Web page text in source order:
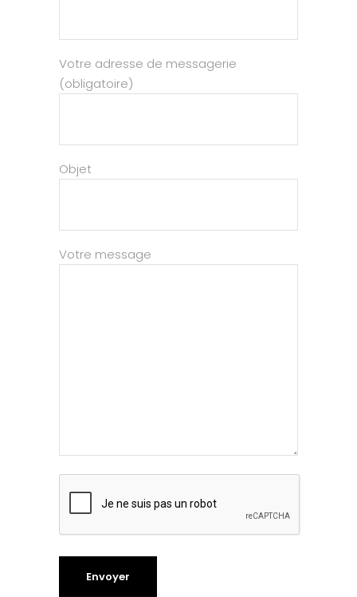
Votre adresse de messagerie
(obligatoire)
Objet
Votre message